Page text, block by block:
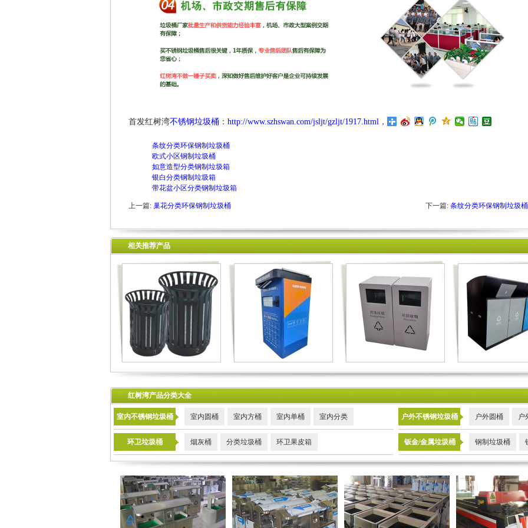
首发红树湾不锈钢垃圾桶 ： http://www.szhswan.com/jsljt/gzljt/1917.html ，
条纹分类环保钢制垃圾桶
欧式小区钢制垃圾桶
如意造型分类钢制垃圾箱
银白分类钢制垃圾箱
带花盆小区分类钢制垃圾箱
上一篇: 巢花分类环保钢制垃圾桶 下一篇: 条纹分类环保钢制垃圾桶
相关推荐产品
红树湾产品分类大全
室内不锈钢垃圾桶 室内圆桶 室内方桶 室内单桶 室内分类
环卫垃圾桶 烟灰桶 分类垃圾桶 环卫果皮箱
户外不锈钢垃圾桶 户外圆桶 户
钣金/金属垃圾桶 钢制垃圾桶